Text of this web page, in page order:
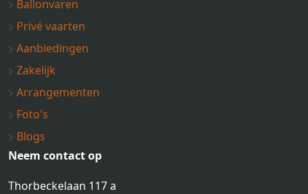
Ballonvaren
Privé vaarten
Aanbiedingen
Zakelijk
Arrangementen
Foto's
Blogs
Neem contact op
Thorbeckelaan 117 a